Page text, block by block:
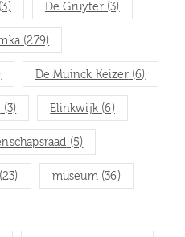
(3) De Gruyter(3)
(279)
De Muinck Keizer(6)
(3) Elinkwijk (6)
(5)
(23) museum(36)